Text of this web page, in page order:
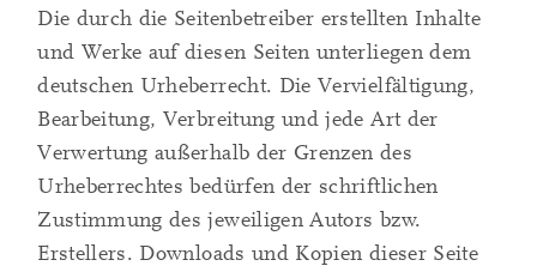
Die durch die Seitenbetreiber erstellten Inhalte
und Werke auf diesen Seiten unterliegen dem
deutschen Urheberrecht. Die Vervielfältigung,
Bearbeitung, Verbreitung und jede Art der
Verwertung außerhalb der Grenzen des
Urheberrechtes bedürfen der schriftlichen
Zustimmung des jeweiligen Autors bzw.
Erstellers. Downloads und Kopien dieser Seite